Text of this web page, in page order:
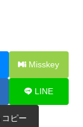
Misskey
LINE
コピー